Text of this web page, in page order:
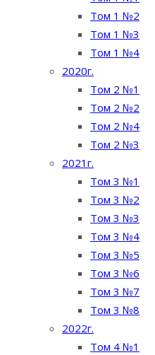
Том 1 №2
Том 1 №3
Том 1 №4
2020г.
Том 2 №1
Том 2 №2
Том 2 №4
Том 2 №3
2021г.
Том 3 №1
Том 3 №2
Том 3 №3
Том 3 №4
Том 3 №5
Том 3 №6
Том 3 №7
Том 3 №8
2022г.
Том 4 №1